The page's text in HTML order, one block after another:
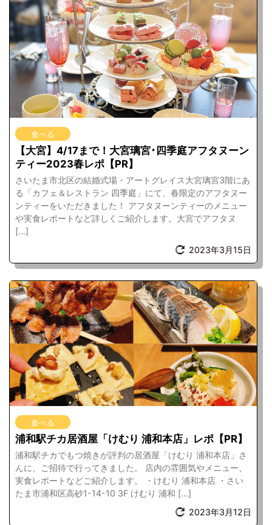
食べる
【大宮】4/17まで！大宮璃宮･四季庭アフタヌーン
ティー2023春レポ【PR】
さいたま市北区の結婚式場・アートグレイス大宮璃宮3階にあ
る「カフェ＆レストラン 四季庭」にて、春限定のアフタヌー
ンティーをいただきました！ アフタヌーンティーのメニュー
や実食レポートなど詳しくご紹介します。大宮でアフタヌ
[…]
2023年3月15日
食べる
浦和駅チカ居酒屋「けむり 浦和本店」レポ【PR】
浦和駅チカでもつ焼きが評判の居酒屋「けむり 浦和本店」さ
んに、ご招待で行ってきました。 店内の雰囲気やメニュー、
実食レポートなどご紹介します。 ・けむり 浦和本店 ・さい
たま市浦和区高砂1-14-10 3F けむり 浦和 […]
2023年3月12日